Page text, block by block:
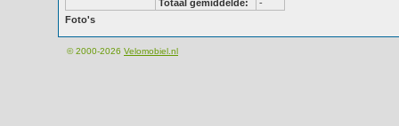
Totaal gemiddelde:
-
Foto's
© 2000-2026 Velomobiel.nl